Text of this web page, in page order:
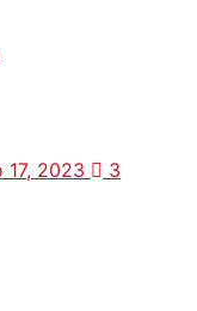
17, 2023 3